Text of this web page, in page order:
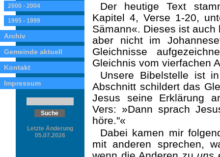
2000 - 2004
1995 - 1999
Archiv
Gemeinde aktuell
Kontakt
Impressum
Letzte Änderung
05.07.2026
Der heutige Text
Kapitel 4, Verse 1-20,
Sämann«. Dieses ist
aber nicht im
Gleichnisse
Gleichnis vom vierfachen
Unsere Bibelstelle ist
Abschnitt schildert das
Jesus seine Erklärung
Vers: »Dann sprach
höre."«
Dabei kamen mir
mit anderen sprechen,